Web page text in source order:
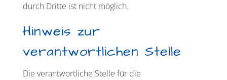
durch Dritte ist nicht möglich.
Hinweis zur
verantwortlichen Stelle
Die verantwortliche Stelle für die